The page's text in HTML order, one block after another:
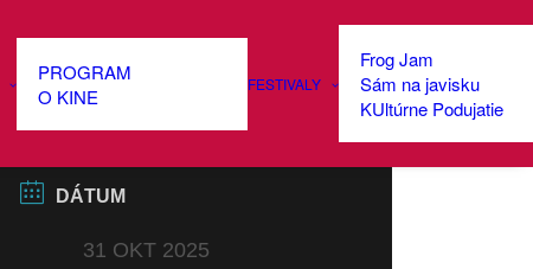
PROGRAM
O KINE
FESTIVALY
Frog Jam
Sám na javisku
KUltúrne Podujatie
DÁTUM
31 OKT 2025